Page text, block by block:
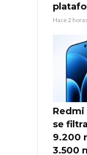
Hace 2 horas
Redmi
se
9.200
3.500